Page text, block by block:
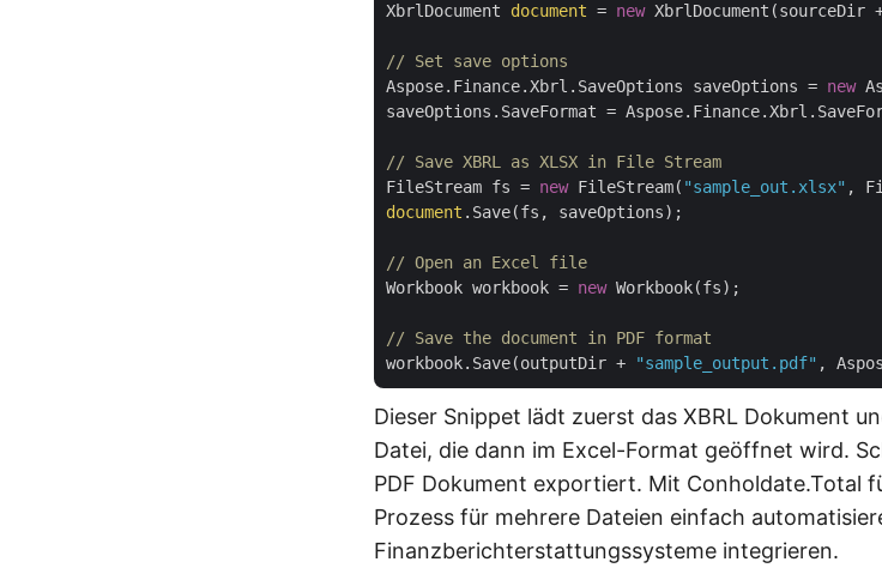
XbrlDocument document = new XbrlDocument(sourceDir +
// Set save options
Aspose.Finance.Xbrl.SaveOptions saveOptions = new
saveOptions.SaveFormat =
// Save XBRL as XLSX in File Stream
FileStream fs = new FileStream( "sample_out.xlsx"
document .Save(fs, saveOptions);
// Open an Excel file
Workbook workbook = new Workbook(fs);
// Save the document in PDF format
workbook.Save(outputDir +
"sample_output.pdf"
Dieser Snippet lädt zuerst das XBRL Dokument
Datei, die dann im Excel-Format geöffnet wird.
PDF Dokument exportiert. Mit Conholdate.Total
Prozess für mehrere Dateien einfach
Finanzberichterstattungssysteme integrieren.